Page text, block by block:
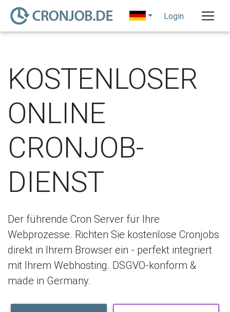
Login
KOSTENLOSER
ONLINE
CRONJOB-
DIENST
Der führende Cron Server für Ihre
Webprozesse. Richten Sie kostenlose Cronjobs
direkt in Ihrem Browser ein - perfekt integriert
mit Ihrem Webhosting. DSGVO-konform &
made in Germany.